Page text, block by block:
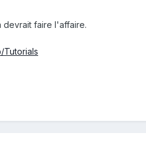
devrait faire l'affaire.
Tutorials